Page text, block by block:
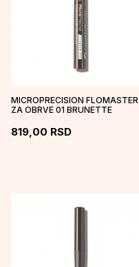
MICROPRECISION FLOMASTER
ZA OBRVE 01 BRUNETTE
819,00 RSD